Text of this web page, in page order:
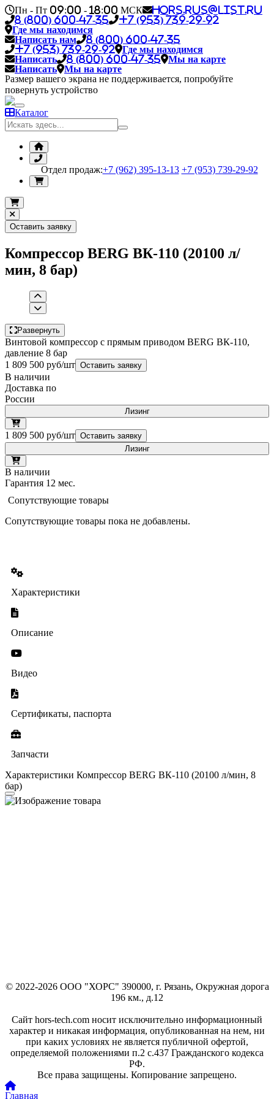
Пн - Пт 09:00 - 18:00 МСК
hors.rus@list.ru
8 (800) 600-47-35
+7 (953) 739-29-92
Где мы находимся
Написать нам
8 (800) 600-47-35
+7 (953) 739-29-92
Где мы находимся
Написать
8 (800) 600-47-35
Мы на карте
Написать
Мы на карте
Размер вашего экрана не поддерживается, попробуйте
повернуть устройство
Каталог
Отдел продаж:+7 (962) 395-13-13 +7 (953) 739-29-92
Оставить заявку
Компрессор BERG ВК-110 (20100 л/
мин, 8 бар)
Развернуть
Винтовой компрессор с прямым приводом BERG ВК-110,
давление 8 бар
1 809 500 руб/шт Оставить заявку
В наличии
Доставка по
России
Лизинг
1 809 500 руб/шт Оставить заявку
Лизинг
В наличии
Гарантия 12 мес.
Сопутствующие товары
Сопутствующие товары пока не добавлены.
Характеристики
Описание
Видео
Сертификаты, паспорта
Запчасти
Характеристики Компрессор BERG ВК-110 (20100 л/мин, 8
бар)
© 2022-2026 ООО "ХОРС" 390000, г. Рязань, Окружная дорога
196 км., д.12
Сайт hors-tech.com носит исключительно информационный
характер и никакая информация, опубликованная на нем, ни
при каких условиях не является публичной офертой,
определяемой положениями п.2 с.437 Гражданского кодекса
РФ.
Все права защищены. Копирование запрещено.
Главная